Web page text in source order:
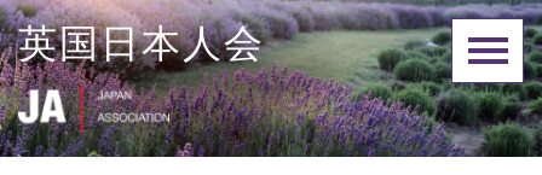
Skip
to
content
英国日本人会